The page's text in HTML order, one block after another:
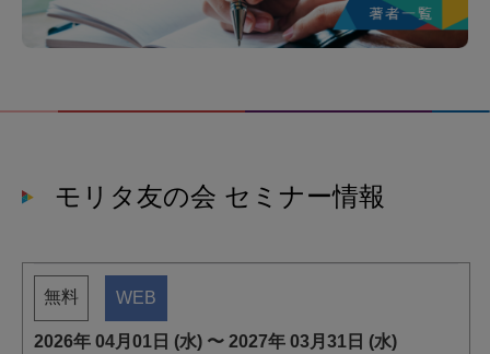
モリタ友の会 セミナー情報